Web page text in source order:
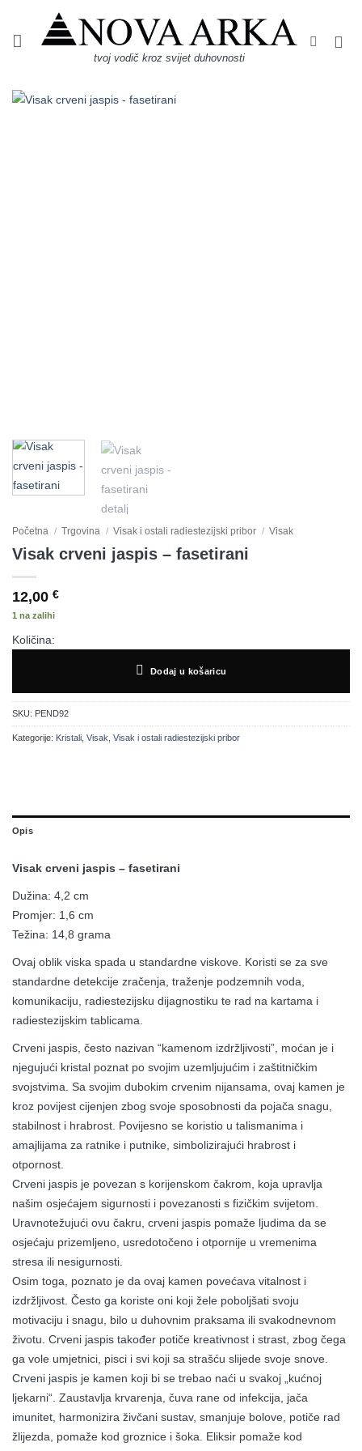
content
tvoj vodič kroz svijet duhovnosti
Početna / Trgovina / Visak i ostali radiestezijski pribor / Visak
Visak crveni jaspis – fasetirani
12,00 €
1 na zalihi
Količina:
Dodaj u košaricu
SKU: PEND92
Kategorije: Kristali Visak Visak i ostali radiestezijski pribor
Opis
Visak crveni jaspis – fasetirani
Dužina: 4,2 cm
Promjer: 1,6 cm
Težina: 14,8 grama
Ovaj oblik viska spada u standardne viskove. Koristi se za sve
standardne detekcije zračenja, traženje podzemnih voda,
komunikaciju, radiestezijsku dijagnostiku te rad na kartama i
radiestezijskim tablicama.
Crveni jaspis, često nazivan “kamenom izdržljivosti”, moćan je i
njegujući kristal poznat po svojim uzemljujućim i zaštitničkim
svojstvima. Sa svojim dubokim crvenim nijansama, ovaj kamen je
kroz povijest cijenjen zbog svoje sposobnosti da pojača snagu,
stabilnost i hrabrost. Povijesno se koristio u talismanima i
amajlijama za ratnike i putnike, simbolizirajući hrabrost i
otpornost.
Crveni jaspis je povezan s korijenskom čakrom, koja upravlja
našim osjećajem sigurnosti i povezanosti s fizičkim svijetom.
Uravnotežujući ovu čakru, crveni jaspis pomaže ljudima da se
osjećaju prizemljeno, usredotočeno i otpornije u vremenima
stresa ili nesigurnosti.
Osim toga, poznato je da ovaj kamen povećava vitalnost i
izdržljivost. Često ga koriste oni koji žele poboljšati svoju
motivaciju i snagu, bilo u duhovnim praksama ili svakodnevnom
životu. Crveni jaspis također potiče kreativnost i strast, zbog čega
ga vole umjetnici, pisci i svi koji sa strašću slijede svoje snove.
Crveni jaspis je kamen koji bi se trebao naći u svakoj „kućnoj
ljekarni“. Zaustavlja krvarenja, čuva rane od infekcija, jača
imunitet, harmonizira živčani sustav, smanjuje bolove, potiče rad
žlijezda, pomaže kod groznice i šoka. Eliksir pomaže kod